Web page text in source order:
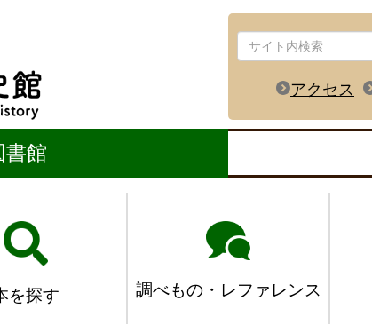
アクセス
書館
を探す 調べもの・レファレンス